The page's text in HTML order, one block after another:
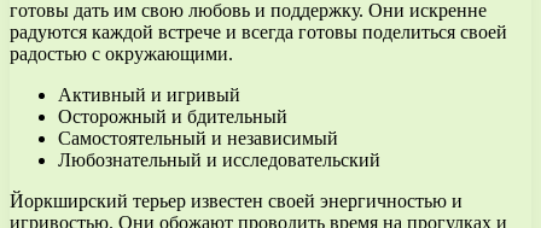
готовы дать им свою любовь и поддержку. Они искренне
радуются каждой встрече и всегда готовы поделиться своей
радостью с окружающими.
Активный и игривый
Осторожный и бдительный
Самостоятельный и независимый
Любознательный и исследовательский
Йоркширский терьер известен своей энергичностью и
игривостью. Они обожают проводить время на прогулках и